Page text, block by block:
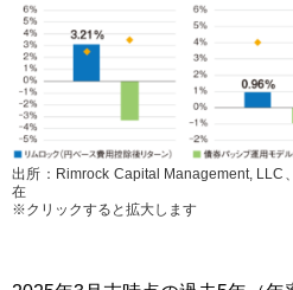
出所：Rimrock Capital Management, LLC
在
※クリックすると拡大します